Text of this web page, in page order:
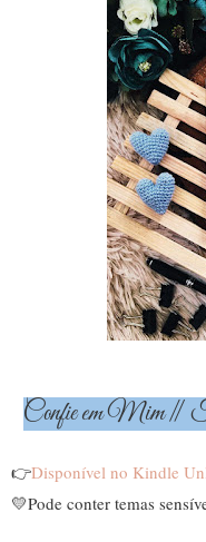
Confie em Mim ǁ
👉Disponível no Kindle
💛Pode conter temas